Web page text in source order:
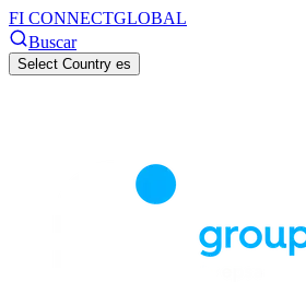
FI CONNECTGLOBAL
Buscar
Select Country es